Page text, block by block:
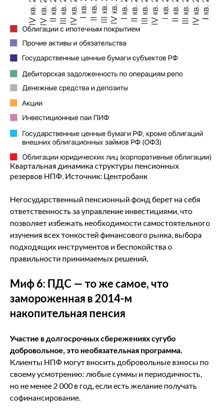
Квартальная динамика структуры пенсионных
резервов НПФ. Источник: Центробанк
Негосударственный пенсионный фонд берет на себя
ответственность за управление инвестициями, что
позволяет избежать необходимости самостоятельного
изучения всех тонкостей финансового рынка, выбора
подходящих инструментов и беспокойства о
правильности принимаемых решений.
Миф 6: ПДС — то же самое, что
замороженная в 2014-м
накопительная пенсия
Участие в долгосрочных сбережениях сугубо
добровольное, это необязательная программа.
Клиенты НПФ могут вносить добровольные взносы по
своему усмотрению: любые суммы и периодичность,
но не менее 2 000 в год, если есть желание получать
софинансирование.